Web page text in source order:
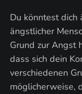
Du könntest dich
ängstlicher
Grund zur Angst
dass sich dein
verschiedenen
möglicherweise,